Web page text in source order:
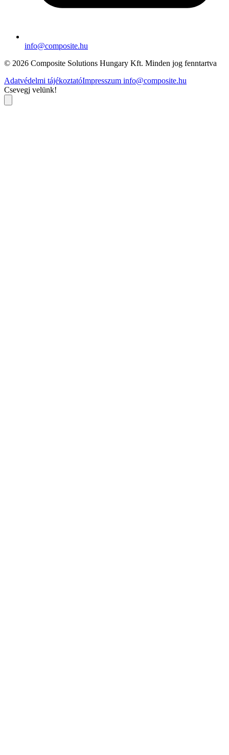
info@composite.hu
© 2026 Composite Solutions Hungary Kft. Minden jog fenntartva
Adatvédelmi tájékoztatóImpresszum info@composite.hu